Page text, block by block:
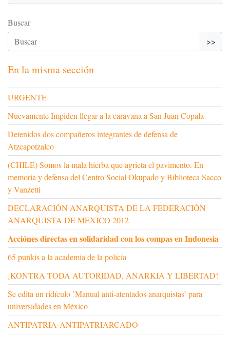
Buscar
>>
En la misma sección
URGENTE
Nuevamente Impiden llegar a la caravana a San Juan Copala
Detenidos dos compañeros integrantes de defensa de
Atzcapotzalco
(CHILE) Somos la mala hierba que agrieta el pavimento. En
memoria y defensa del Centro Social Okupado y Biblioteca Sacco
y Vanzetti
DECLARACIÓN ANARQUISTA DE LA FEDERACIÓN
ANARQUISTA DE MEXICO 2012
Acciónes directas en solidaridad con los compas en Indonesia
65 punkis a la academia de la policía
¡KONTRA TODA AUTORIDAD, ANARKIA Y LIBERTAD!
Se edita un ridículo ’Manual anti-atentados anarquistas’ para
universidades en México
ANTIPATRIA-ANTIPATRIARCADO